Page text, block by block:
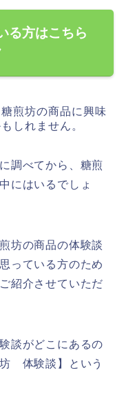
る方はこちら
煎坊の商品に興味
しれません。
調べてから、糖煎
にはいるでしょ
坊の商品の体験談
っている方のため
紹介させていただ
談がどこにあるの
体験談】という